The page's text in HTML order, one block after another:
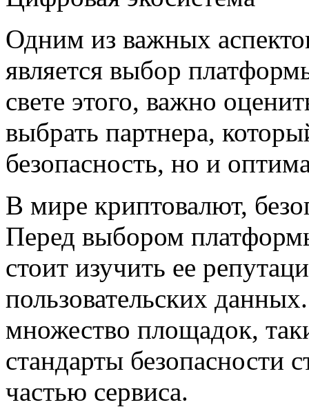
Одним из важных
является выбор
свете этого, важно
выбрать партнера,
безопасность, но и
В мире криптовалют,
Перед выбором
стоит изучить ее
пользовательских
множество площадок,
стандарты безопасности
частью сервиса.